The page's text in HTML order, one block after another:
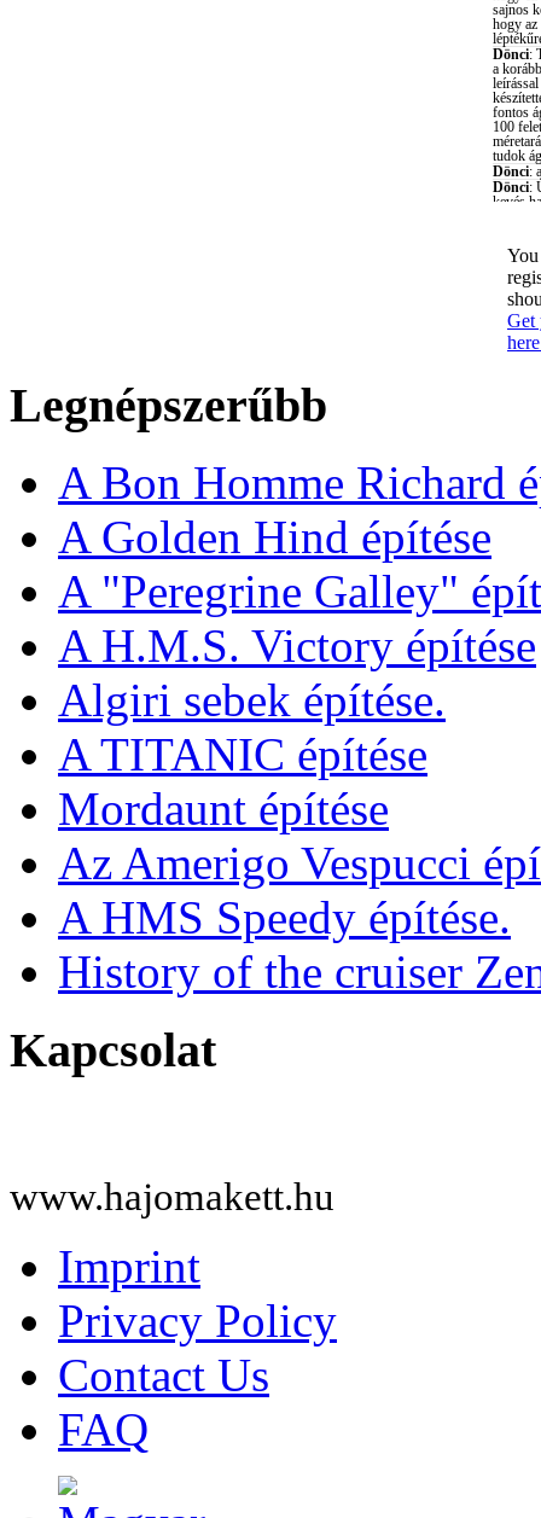
You
Get
Legnépszerűbb
A Bon Homme Richard
A Golden Hind építése
A "Peregrine Galley"
A H.M.S. Victory építése
Algiri sebek építése.
A TITANIC építése
Mordaunt építése
Az Amerigo Vespucci
A HMS Speedy építése.
History of the cruiser
Kapcsolat
www.hajomakett.hu
Imprint
Privacy Policy
Contact Us
FAQ